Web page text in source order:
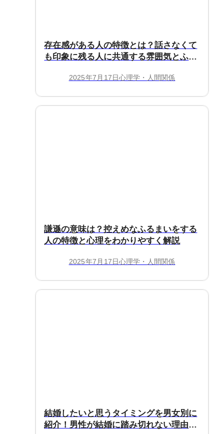
存在感がある人の特徴とは？話さなくて
も印象に残る人に共通する雰囲気とふる
2025年7月17日心理学・人間関係
謙遜の意味は？控えめなふるまいをする
人の特徴と心理をわかりやすく解説
2025年7月17日心理学・人間関係
結婚したいと思うタイミングを男女別に
紹介！男性が結婚に踏み切れない理由も